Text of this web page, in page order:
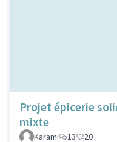
Projet épicerie
mixte
Karami
13 20